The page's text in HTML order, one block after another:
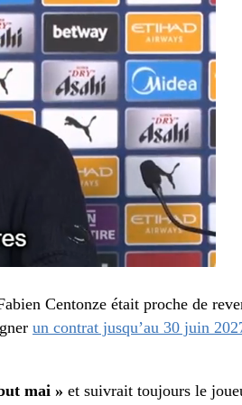
Centonze était proche de
un contrat jusqu’au 30 juin
mai » et suivrait toujours le